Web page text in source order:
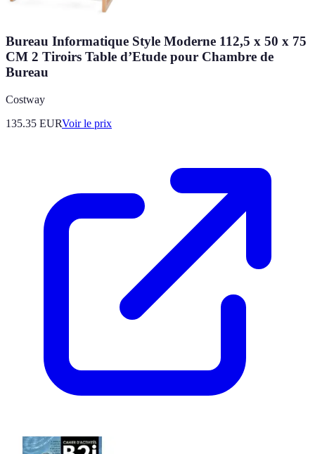
Bureau Informatique Style Moderne 112,5 x 50 x 75
CM 2 Tiroirs Table d’Etude pour Chambre de
Bureau
Costway
135.35 EURVoir le prix